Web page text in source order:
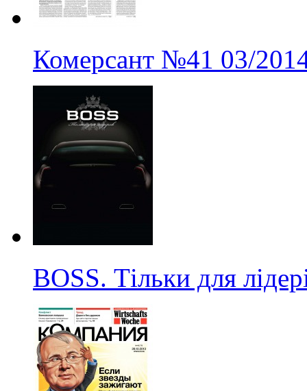
Комерсант №41 03/
BOSS. Тільки для